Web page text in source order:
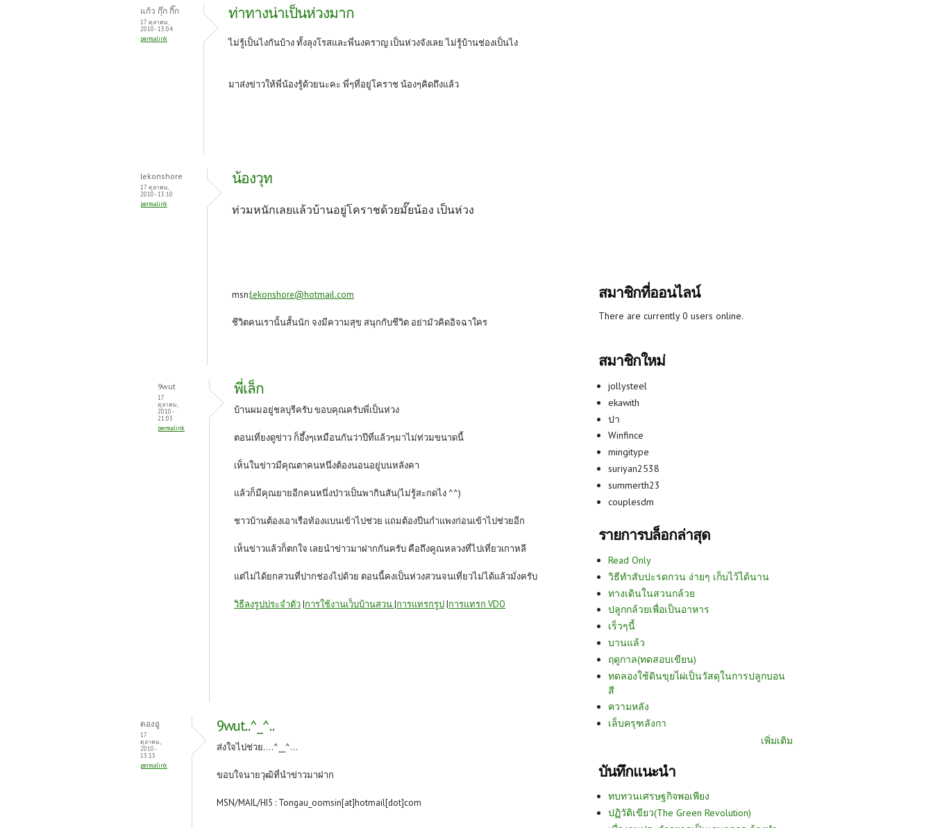
แก้ว กุ๊ก กิ๊ก
17 ตุลาคม,
2010 - 13:04
permalink
ท่าทางน่าเป็นห่วงมาก
ไม่รู้เป็นไงกันบ้าง ทั้งลุงโรสและพี่นงคราญ เป็นห่วงจังเลย ไม่รู้บ้านช่องเป็นไง
มาส่งข่าวให้พี่น้องรู้ด้วยนะคะ พี่ๆที่อยู่โคราช น้องๆคิดถึงแล้ว
lekonshore
17 ตุลาคม,
2010 - 13:10
permalink
น้องวุท
ท่วมหนักเลยแล้วบ้านอยู่โคราชด้วยมั๊ยน้อง เป็นห่วง
msn:lekonshore@hotmail.com
ชีวิตคนเรานั้นสั้นนัก จงมีความสุข สนุกกับชีวิต อย่ามัวคิดอิจฉาใคร
9wut
17
ตุลาคม,
2010 -
21:03
permalink
พี่เล็ก
บ้านผมอยู่ชลบุรีครับ ขอบคุณครับพี่เป็นห่วง
ตอนเที่ยงดูข่าว ก็อึ้งๆเหมือนกันว่าปีที่แล้วๆมาไม่ท่วมขนาดนี้
เห็นในข่าวมีคุณตาคนหนึ่งต้องนอนอยู่บนหลังคา
แล้วก็มีคุณยายอีกคนหนึ่งป่าวเป็นพากินสัน(ไม่รู้สะกดไง ^^)
ชาวบ้านต้องเอาเรือท้องแบนเข้าไปช่วย แถมต้องปีนกำแพงก่อนเข้าไปช่วยอีก
เห็นข่าวแล้วก็ตกใจ เลยนำข่าวมาฝากกันครับ คือถึงคูณหลวงที่ไปเที่ยวเกาหลี
แต่ไม่ได้ยกสวนที่ปากช่องไปด้วย ตอนนี้คงเป็นห่วงสวนจนเที่ยวไม่ได้แล้วมั่งครับ
วิธีลงรูปประจำตัว|การใช้งานเว็บบ้านสวน|การแทรกรูป|การแทรก VDO
ตองอู
17
ตุลาคม,
2010 -
13:13
permalink
9wut..^_^..
ส่งใจไปช่วย....^__^...
ขอบใจนายวุฒิที่นำข่าวมาฝาก
MSN/MAIL/HI5 : Tongau_oomsin[at]hotmail[dot]com
สมาชิกที่ออนไลน์
There are currently 0 users online.
สมาชิกใหม่
jollysteel
ekawith
ปา
Winfince
mingitype
suriyan2538
summerth23
couplesdm
รายการบล็อกล่าสุด
Read Only
วิธีทำสับปะรดกวน ง่ายๆ เก็บไว้ได้นาน
ทางเดินในสวนกล้วย
ปลูกกล้วยเพื่อเป็นอาหาร
เร็วๆนี้
บานแล้ว
ฤดูกาล(ทดสอบเขียน)
ทดลองใช้ดินขุยไผ่เป็นวัสดุในการปลูกบอน
สี
ความหลัง
เล็บครุฑลังกา
เพิ่มเติม
บันทึกแนะนำ
ทบทวนเศรษฐกิจพอเพียง
ปฏิวัติเขียว(The Green Revolution)